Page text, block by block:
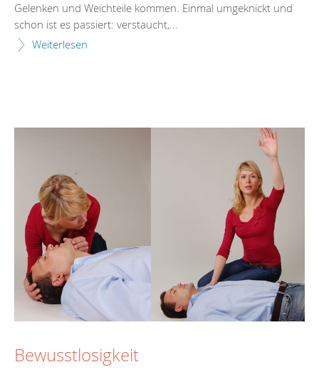
Gelenken und Weichteile kommen. Einmal umgeknickt und
schon ist es passiert: verstaucht,...
Weiterlesen
Bewusstlosigkeit